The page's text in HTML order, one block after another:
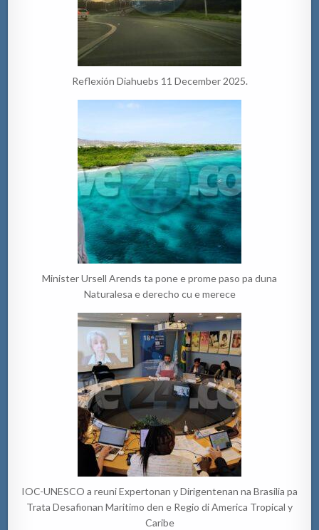
Reflexión Diahuebs 11 December 2025.
Minister Ursell Arends ta pone e prome paso pa duna
Naturalesa e derecho cu e merece
IOC-UNESCO a reuni Expertonan y Dirigentenan na Brasilia pa
Trata Desafionan Maritimo den e Regio di America Tropical y
Caribe